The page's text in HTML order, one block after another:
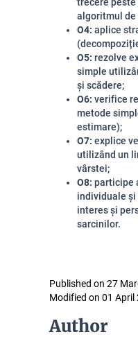
algoritmul de
O4: aplice
O5: rezolve
simple
și scădere;
O6: verifice
metode
estimare);
O7: explice
utilizând un
vârstei;
O8: participe
individuale și
interes și
sarcinilor.
Published on 27
Modified on 01 April
Author